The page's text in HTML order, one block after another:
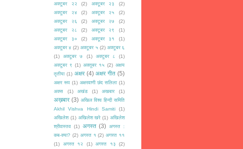
अक्टूबर २२
(2) अक्टूबर २३
(2)
अक्टूबर २४
(2) अक्टूबर २५
(2)
अक्टूबर २६
(2) अक्टूबर २७
(2)
अक्टूबर २८
(2) अक्टूबर २९
(1)
अक्टूबर ३०
(2) अक्टूबर ३१
(1)
अक्टूबर ४ (2) अक्टूबर ५ (2) अक्टूबर ६
(1)
अक्टूबर ७ (1) अक्टूबर ८
(1)
अक्टूबर ९ (1) अक्तूबर १५ (2) अक्षय
तृतीया (1) अक्षर (4) अक्षर गीत (5)
अक्षर रूप (1) अक्षरवाणी छंद सलिला (1)
अक्स
(1) अखंड (1) अखबार (1)
अख़बार (3) अखिल विश्व हिन्दी समिति
Akhil Vishva Hindi Samiti
(1)
अखिलेश (1) अखिलेश खरे (1) अखिलेश
श्रीवास्तव (1) अगस्त (3) अगस्त :
कब-क्या? (2) अगस्त १ (2) अगस्त ११
(1)
अगस्त १२ (1) अगस्त १३
(2)